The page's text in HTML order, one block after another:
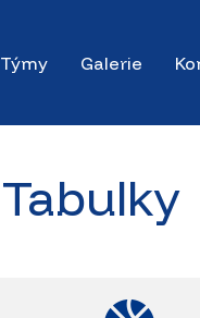
Týmy Galerie
Tabulky